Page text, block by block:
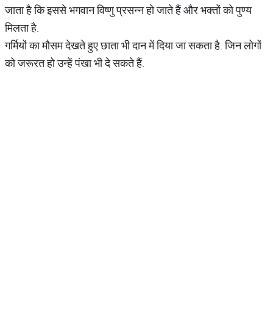
जाता है कि इससे भगवान विष्णु प्रसन्न हो जाते हैं और भक्तों को पुण्य
मिलता है.
गर्मियों का मौसम देखते हुए छाता भी दान में दिया जा सकता है. जिन लोगों
को जरूरत हो उन्हें पंखा भी दे सकते हैं.